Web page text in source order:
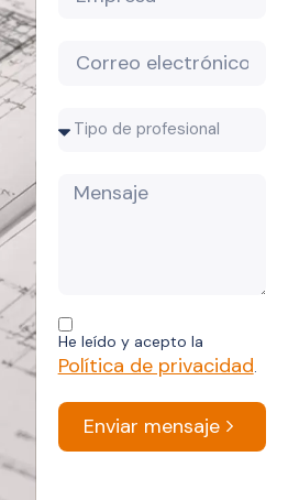
He leído y acepto la
Política de privacidad.
Enviar mensaje